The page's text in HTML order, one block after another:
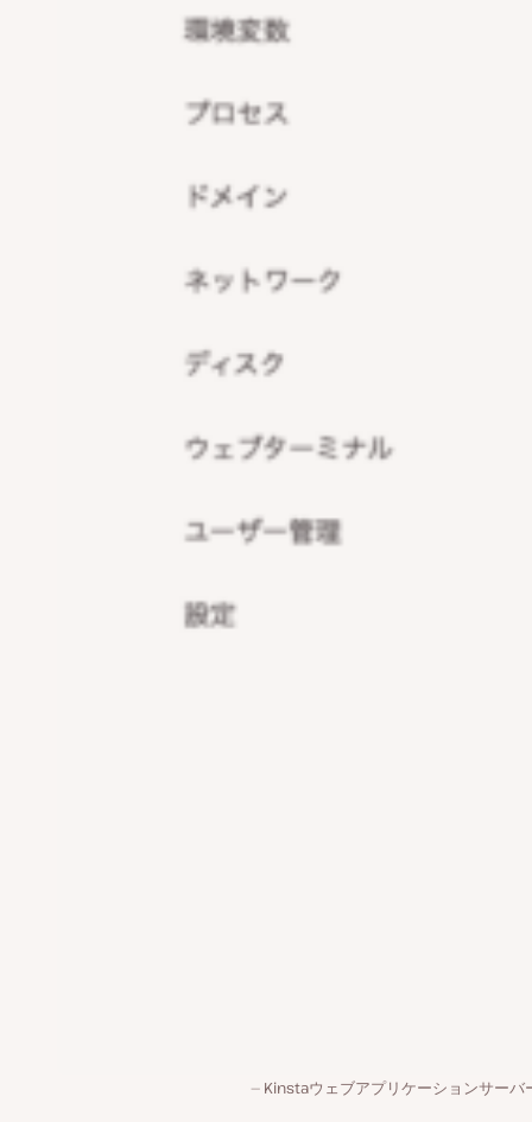
Kinstaウェブアプリケーションサーバ